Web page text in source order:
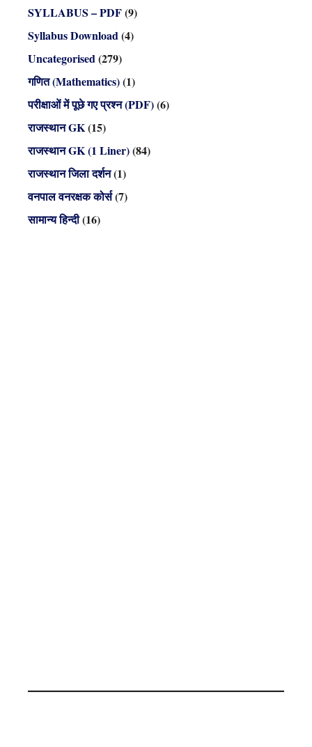
SYLLABUS – PDF(9)
Syllabus Download(4)
Uncategorised(279)
गणित (Mathematics)(1)
परीक्षाओं में पूछे गए प्रश्न (PDF)(6)
राजस्थान GK(15)
राजस्थान GK (1 Liner)(84)
राजस्थान जिला दर्शन(1)
वनपाल वनरक्षक कोर्स(7)
सामान्य हिन्दी(16)